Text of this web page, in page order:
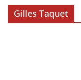
Gilles Taquet